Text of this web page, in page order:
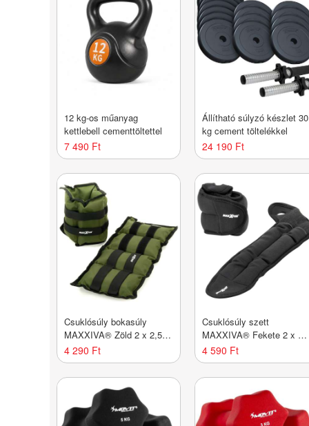
12 kg-os műanyag
kettlebell cementtöltettel
7 490 Ft
Állítható súlyzó készlet 30
kg cement töltelékkel
24 190 Ft
Csuklósúly bokasúly
MAXXIVA® Zöld 2 x 2,5
kg
4 290 Ft
Csuklósúly szett
MAXXIVA® Fekete 2 x 1
kg
4 590 Ft